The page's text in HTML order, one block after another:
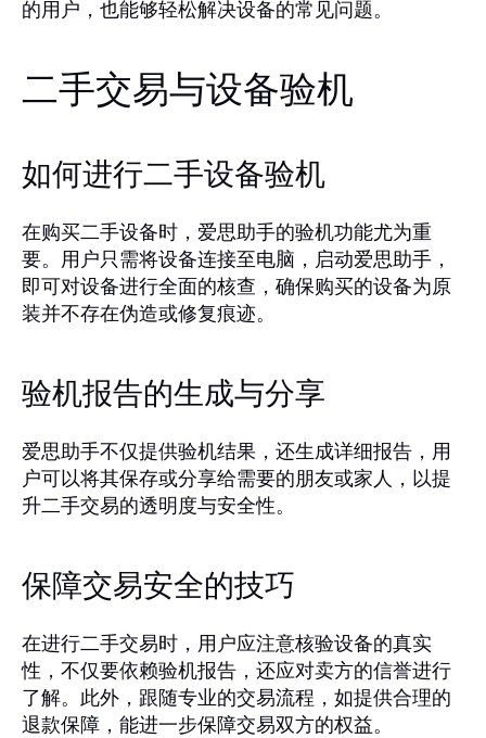
的用户，也能够轻松解决设备的常见问题。
二手交易与设备验机
如何进行二手设备验机
在购买二手设备时，爱思助手的验机功能尤为重
要。用户只需将设备连接至电脑，启动爱思助手，
即可对设备进行全面的核查，确保购买的设备为原
装并不存在伪造或修复痕迹。
验机报告的生成与分享
爱思助手不仅提供验机结果，还生成详细报告，用
户可以将其保存或分享给需要的朋友或家人，以提
升二手交易的透明度与安全性。
保障交易安全的技巧
在进行二手交易时，用户应注意核验设备的真实
性，不仅要依赖验机报告，还应对卖方的信誉进行
了解。此外，跟随专业的交易流程，如提供合理的
退款保障，能进一步保障交易双方的权益。